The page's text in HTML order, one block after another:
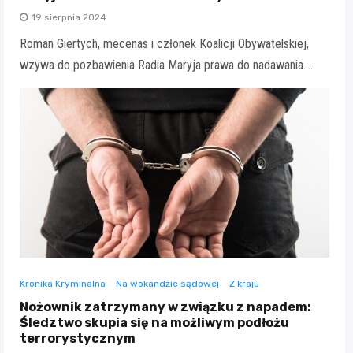
19 sierpnia 2024
Roman Giertych, mecenas i członek Koalicji Obywatelskiej,
wzywa do pozbawienia Radia Maryja prawa do nadawania.…
Kronika Kryminalna Na wokandzie sądowej Z kraju
Nożownik zatrzymany w związku z napadem:
Śledztwo skupia się na możliwym podłożu
terrorystycznym